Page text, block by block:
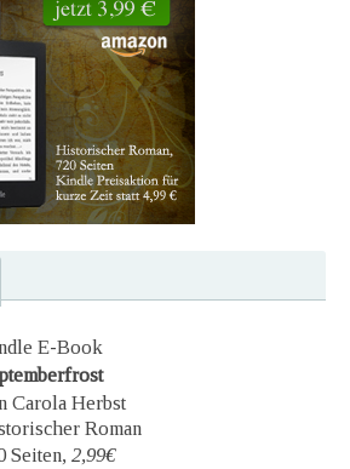
E-Book
Carola Herbst
Roman
Seiten, 2,99€